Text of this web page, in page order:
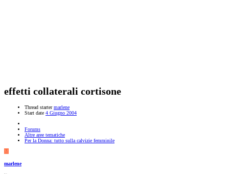
effetti collaterali cortisone
Thread starter marlene
Start date 4 Giugno 2004
Forums
Altre aree tematiche
Per la Donna: tutto sulla calvizie femminile
M
marlene